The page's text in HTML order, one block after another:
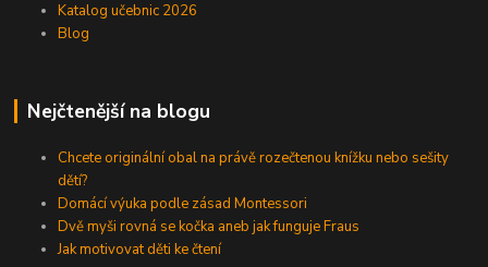
Katalog učebnic 2026
Blog
Nejčtenější na blogu
Chcete originální obal na právě rozečtenou knížku nebo sešity
dětí?
Domácí výuka podle zásad Montessori
Dvě myši rovná se kočka aneb jak funguje Fraus
Jak motivovat děti ke čtení